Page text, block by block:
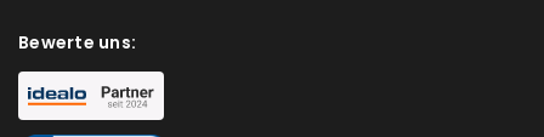
Bewerte uns: